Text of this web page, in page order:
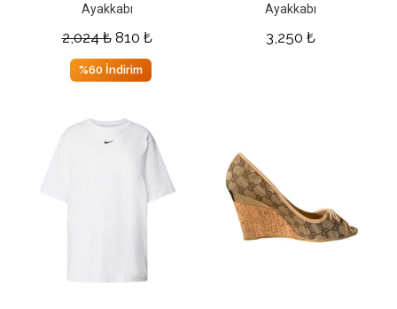
Ayakkabı
2,024₺ 810 ₺
%60 İndirim
Ayakkabı
3,250 ₺